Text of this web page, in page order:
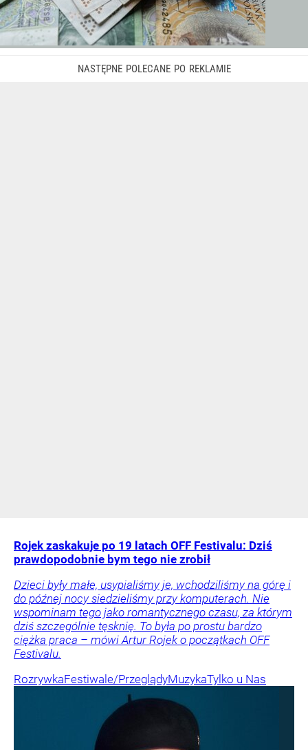
Rojek zaskakuje po 19 latach OFF Festivalu: Dziś
prawdopodobnie bym tego nie zrobił
Dzieci były małe, usypialiśmy je, wchodziliśmy na górę i
do późnej nocy siedzieliśmy przy komputerach. Nie
wspominam tego jako romantycznego czasu, za którym
dziś szczególnie tęsknię. To była po prostu bardzo
ciężka praca – mówi Artur Rojek o początkach OFF
Festivalu.
RozrywkaFestiwale/PrzeglądyMuzykaTylko u Nas